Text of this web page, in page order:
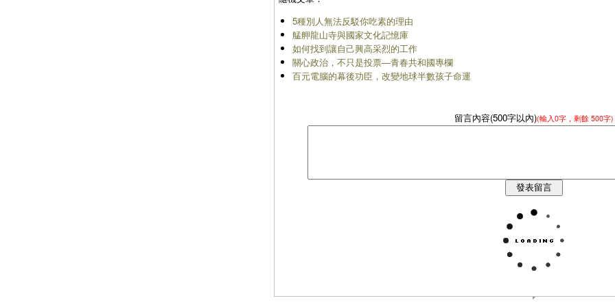
5種別人無法反駁你吃素的理由
艋舺龍山寺與國家文化記憶庫
如何找到讓自己興高采烈的工作
關心政治，不只是投票―青春共和國專欄
百元電腦的幕後功臣，改變地球半數孩子命運
留言內容(500字以內)(輸入0字，剩餘 500字)